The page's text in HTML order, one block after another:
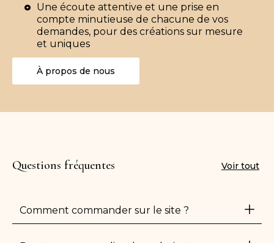
Une écoute attentive et une prise en
compte minutieuse de chacune de vos
demandes, pour des créations sur mesure
et uniques
À propos de nous
Questions fréquentes Voir tout
Comment commander sur le site ?